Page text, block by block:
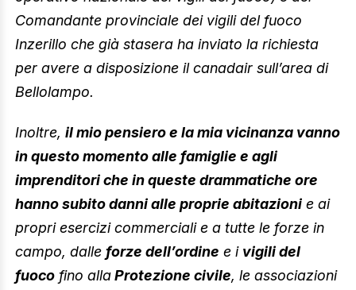
Comandante provinciale dei vigili del fuoco
Inzerillo che già stasera ha inviato la richiesta
per avere a disposizione il canadair sull’area di
Bellolampo.
Inoltre, il mio pensiero e la mia vicinanza vanno
in questo momento alle famiglie e agli
imprenditori che in queste drammatiche ore
hanno subito danni alle proprie abitazioni e ai
propri esercizi commerciali e a tutte le forze in
campo, dalle forze dell’ordine e i vigili del
fuoco fino allaProtezione civile, le associazioni